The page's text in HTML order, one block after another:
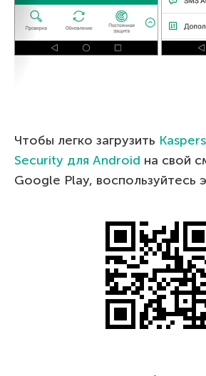
Чтобы легко загрузить
Security для Android на свой
Google Play, воспользуйтесь